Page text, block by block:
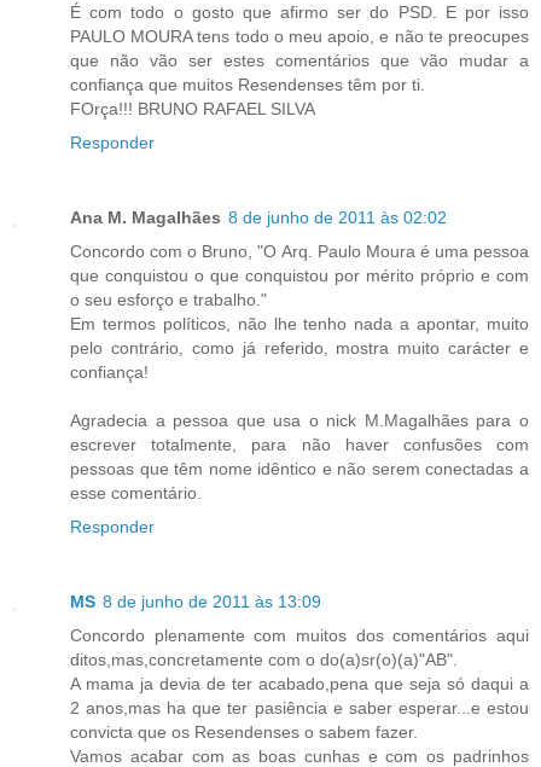
É com todo o gosto que afirmo ser do PSD. E por isso
PAULO MOURA tens todo o meu apoio, e não te preocupes
que não vão ser estes comentários que vão mudar a
confiança que muitos Resendenses têm por ti.
FOrça!!! BRUNO RAFAEL SILVA
Responder
Ana M. Magalhães 8 de junho de 2011 às 02:02
Concordo com o Bruno, "O Arq. Paulo Moura é uma pessoa
que conquistou o que conquistou por mérito próprio e com
o seu esforço e trabalho."
Em termos políticos, não lhe tenho nada a apontar, muito
pelo contrário, como já referido, mostra muito carácter e
confiança!
Agradecia a pessoa que usa o nick M.Magalhães para o
escrever totalmente, para não haver confusões com
pessoas que têm nome idêntico e não serem conectadas a
esse comentário.
Responder
MS 8 de junho de 2011 às 13:09
Concordo plenamente com muitos dos comentários aqui
ditos,mas,concretamente com o do(a)sr(o)(a)"AB".
A mama ja devia de ter acabado,pena que seja só daqui a
2 anos,mas ha que ter pasiência e saber esperar...e estou
convicta que os Resendenses o sabem fazer.
Vamos acabar com as boas cunhas e com os padrinhos